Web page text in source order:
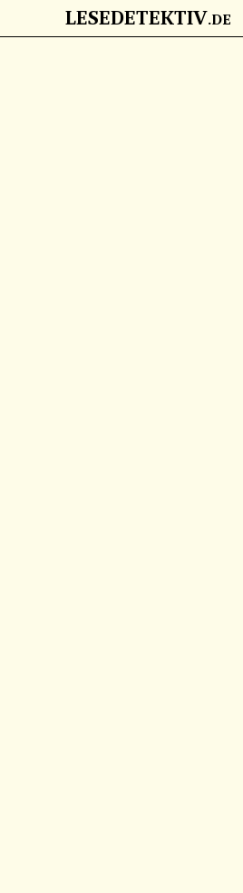
ZUM HAUPTINHALT
LESEDETEKTIV.DE